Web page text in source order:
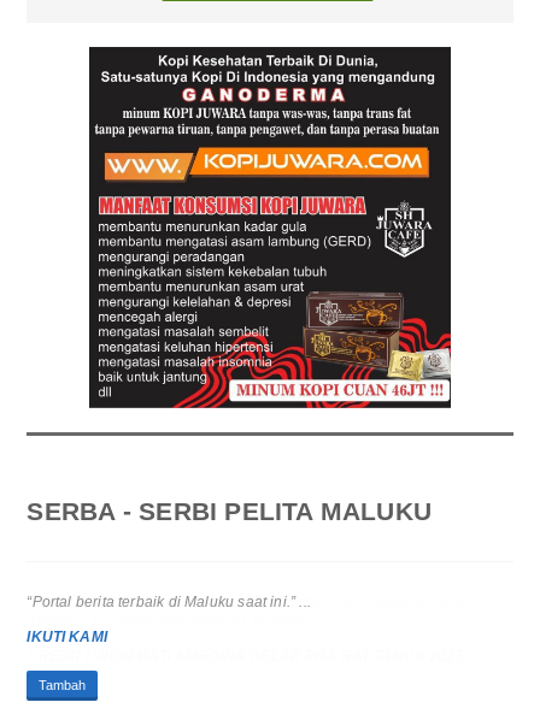
SERBA - SERBI PELITA MALUKU
Pra RAT KSP CU Hati Amboina 2025: Pemerintah Apresiasi Peran
Tambah